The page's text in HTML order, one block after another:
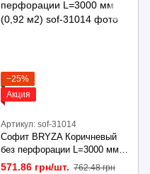
−25%
Акция
Артикул: sof-31014
Софит BRYZA Коричневый
без перфорации L=3000 мм
(0,92 м2)
571.86 грн/шт. 762.48 грн